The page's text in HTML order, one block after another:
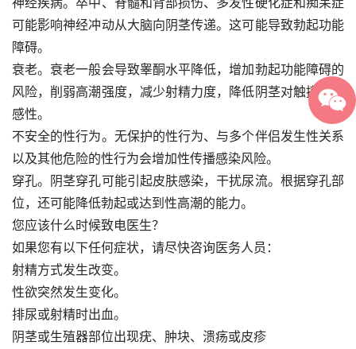
可能影响神经冲动从大脑向阴茎传递。这可能导致勃起功能
障碍。
衰老。衰老一般会导致睾酮水平降低，增加勃起功能障碍的
风险，削弱高潮强度，减少射精力度，降低阴茎对触摸的敏
感性。
不安全的性行为。无保护的性行为、与多个伴侣发生性关系
以及其他危险的性行为会增加性传播感染风险。
穿孔。阴茎穿孔可能引起皮肤感染，干扰尿流。根据穿孔部
位，还可能降低勃起或达到性高潮的能力。
您应该什么时候致电医生？
如果您有以下任何症状，请尽快咨询医务人员：
射精方式发生改变。
性欲突然发生变化。
排尿或射精时出血。
阴茎或生殖器部位出现疣、肿块、溃疡或皮疹